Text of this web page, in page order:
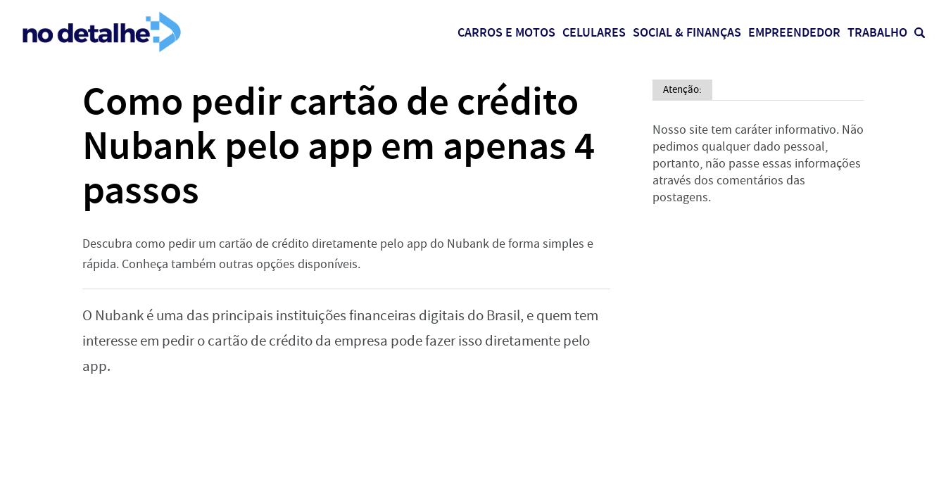
CARROS E MOTOS CELULARES SOCIAL & FINANÇAS EMPREENDEDOR TRABALHO
Como pedir cartão de crédito
Nubank pelo app em apenas 4
passos
Descubra como pedir um cartão de crédito diretamente pelo app do Nubank de forma simples e
rápida. Conheça também outras opções disponíveis.
O Nubank é uma das principais instituições financeiras digitais do Brasil, e quem tem
interesse em pedir o cartão de crédito da empresa pode fazer isso diretamente pelo
app.
Atenção:
Nosso site tem caráter informativo. Não
pedimos qualquer dado pessoal,
portanto, não passe essas informações
através dos comentários das
postagens.